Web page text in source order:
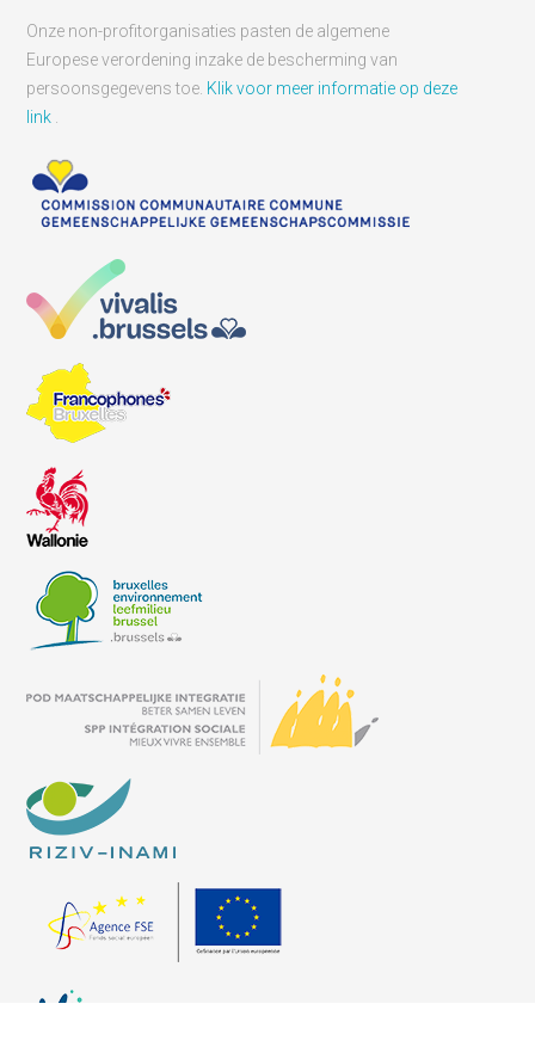
Onze non-profitorganisaties pasten de algemene
Europese verordening inzake de bescherming van
persoonsgegevens toe. Klik voor meer informatie op deze
link